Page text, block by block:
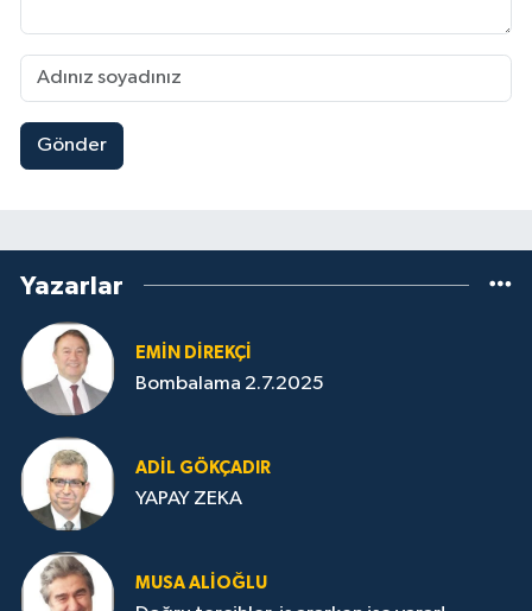
Gönder
Yazarlar
EMIN DIREKÇI
Bombalama 2.7.2025
ADIL GÖKÇADIR
YAPAY ZEKA
MUSA ALIOĞLU